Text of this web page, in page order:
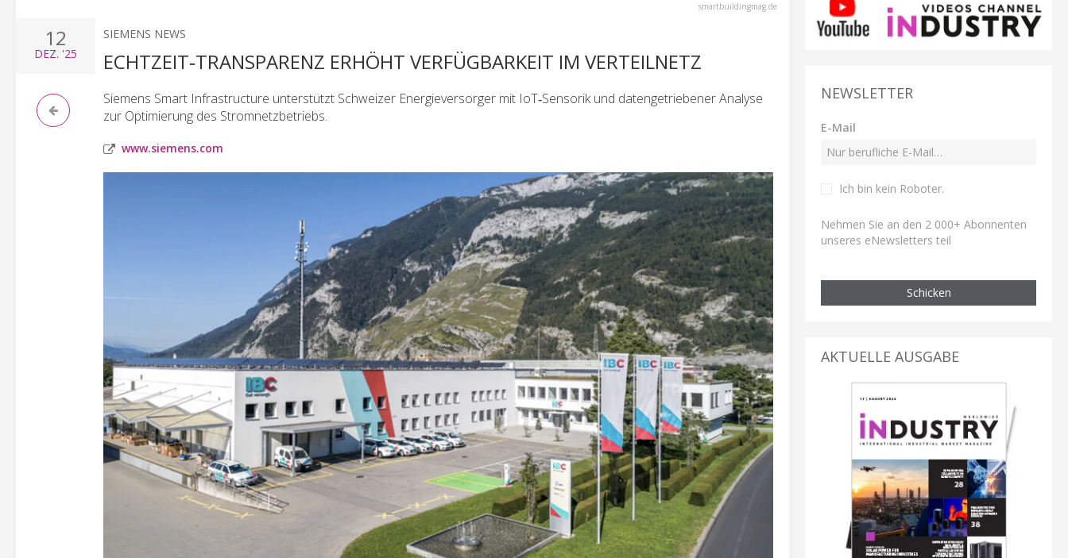
smartbuildingmag.de
12
DEZ. '25
SIEMENS NEWS
ECHTZEIT‑TRANSPARENZ ERHÖHT VERFÜGBARKEIT IM VERTEILNETZ
Siemens Smart Infrastructure unterstützt Schweizer Energieversorger mit IoT‑Sensorik und datengetriebener Analyse
zur Optimierung des Stromnetzbetriebs.
www.siemens.com
NEWSLETTER
E-Mail
Ich bin kein Roboter.
Nehmen Sie an den 2 000+ Abonnenten
unseres eNewsletters teil
Schicken
AKTUELLE AUSGABE